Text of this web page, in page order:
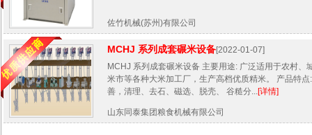
佐竹机械(苏州)有限公司
MCHJ 系列成套碾米设备[2022-01-07]
MCHJ 系列成套碾米设备 主要用途: 广泛适用于农村、
米市等各种大米加工厂，生产高档优质精米。 产品特
善，清理、去石、磁选、脱壳、 谷糙分...[详情]
山东同泰集团粮食机械有限公司